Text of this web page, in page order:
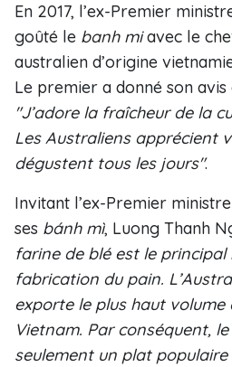
En 2017, l’ex-Premier
goûté le banh miavec le
australien d’origine
Le premier a donné son avis
"J’adore la fraîcheur de la
Les Australiens apprécient
dégustent tous les jours".
Invitant l’ex-Premier
ses bánh mì, Luong Thanh
farine de blé est le
fabrication du pain.
exporte le plus haut
Vietnam. Par conséquent,
seulement un plat populaire